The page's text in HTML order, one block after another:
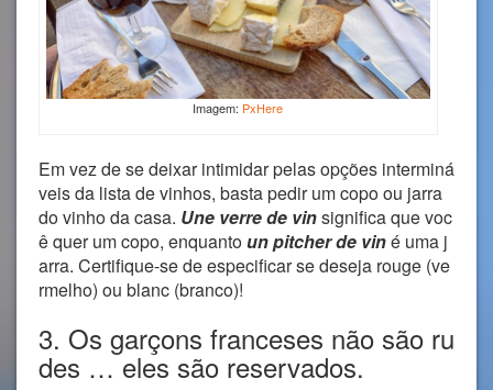
Imagem: PxHere
Em vez de se deixar intimidar pelas opções interminá
veis da lista de vinhos, basta pedir um copo ou jarra
do vinho da casa. Une verre de vinsignifica que voc
ê quer um copo, enquantoun pitcher de viné uma j
arra. Certifique-se de especificar se deseja rouge (ve
rmelho) ou blanc (branco)!
3. Os garçons franceses não são ru
des … eles são reservados.